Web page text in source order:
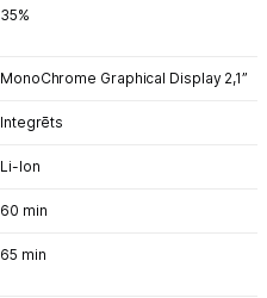
35%
MonoChrome Graphical Display 2,1”
Integrēts
Li-lon
60 min
65 min